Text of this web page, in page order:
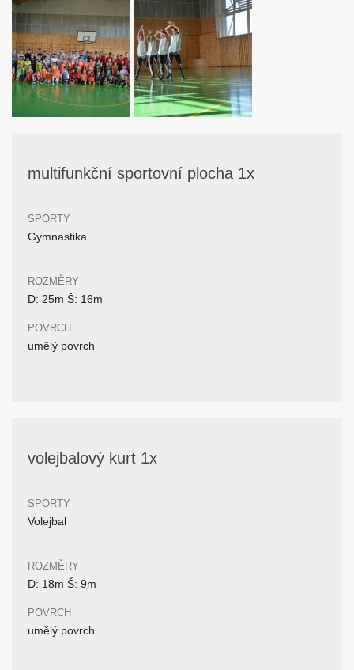
multifunkční sportovní plocha 1x
SPORTY
Gymnastika
ROZMĚRY
D: 25m Š: 16m
POVRCH
umělý povrch
volejbalový kurt 1x
SPORTY
Volejbal
ROZMĚRY
D: 18m Š: 9m
POVRCH
umělý povrch